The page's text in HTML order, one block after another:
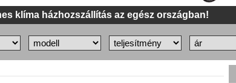
Panasonic inverteres klíma akció